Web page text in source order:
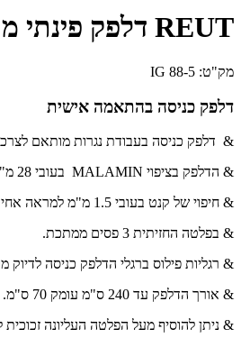
REUT דלפק פינתי מרשים
מק"ט: IG 88-5
דלפק כניסה בהתאמה אישית
& דלפק כניסה בעבודת נגרות מותאם
& הדלפק בציפוי MALAMIN בעובי 28 מ"מ.
& חיפוי של קנט בעובי 1.5 מ"מ למראה אחיד.
& בפלטה החזיתית 3 פסים ממתכת.
& רגליות פילוס ברגלי הדלפק כניסה לדיוק
& אורך הדלפק עד 240 ס"מ עומק 70 ס"מ.
& ניתן להוסיף מעל הפלטה העליונה זכוכית